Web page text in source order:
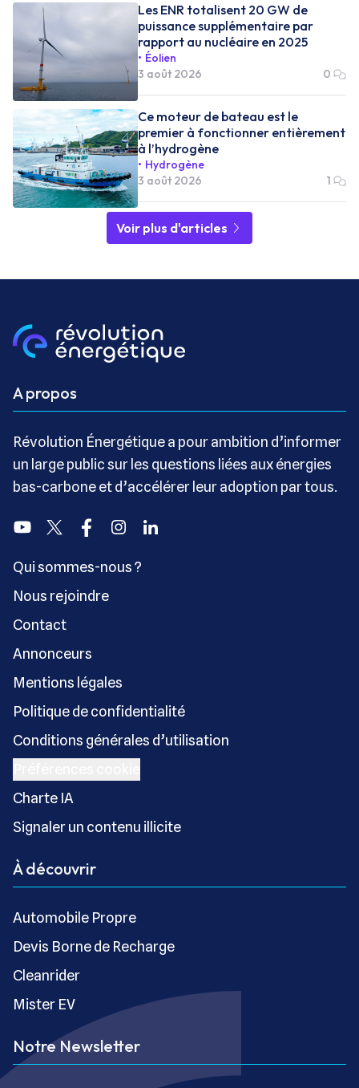
Les ENR totalisent 20 GW de
puissance supplémentaire par
rapport au nucléaire en 2025
Éolien
3 août 2026
0
Ce moteur de bateau est le
premier à fonctionner entièrement
à l’hydrogène
Hydrogène
3 août 2026
1
Voir plus d'articles
A propos
Révolution Énergétique a pour ambition d’informer
un large public sur les questions liées aux énergies
bas-carbone et d’accélérer leur adoption par tous.
YoutubeTwitter FacebookInstagramLinkedin
Qui sommes-nous ?
Nous rejoindre
Contact
Annonceurs
Mentions légales
Politique de confidentialité
Conditions générales d’utilisation
Charte IA
Signaler un contenu illicite
À découvrir
Automobile Propre
Devis Borne de Recharge
Cleanrider
Mister EV
Notre Newsletter